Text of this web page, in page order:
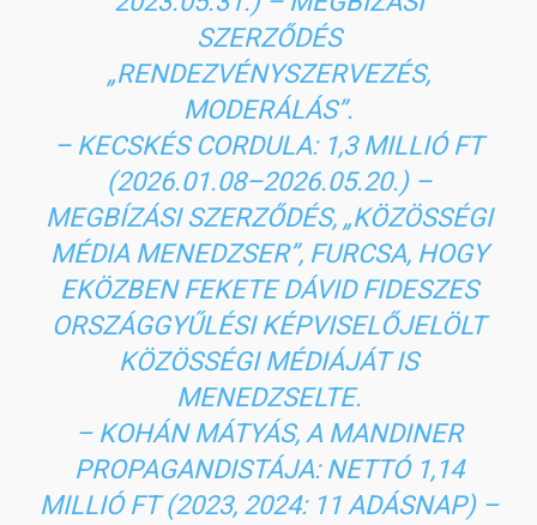
SZERZŐDÉS
„RENDEZVÉNYSZERVEZÉS,
MODERÁLÁS”.
– KECSKÉS CORDULA: 1,3 MILLIÓ FT
(2026.01.08–2026.05.20.) –
MEGBÍZÁSI SZERZŐDÉS, „KÖZÖSSÉGI
MÉDIA MENEDZSER”, FURCSA, HOGY
EKÖZBEN FEKETE DÁVID FIDESZES
ORSZÁGGYŰLÉSI KÉPVISELŐJELÖLT
KÖZÖSSÉGI MÉDIÁJÁT IS
MENEDZSELTE.
– KOHÁN MÁTYÁS, A MANDINER
PROPAGANDISTÁJA: NETTÓ 1,14
MILLIÓ FT (2023, 2024: 11 ADÁSNAP) –